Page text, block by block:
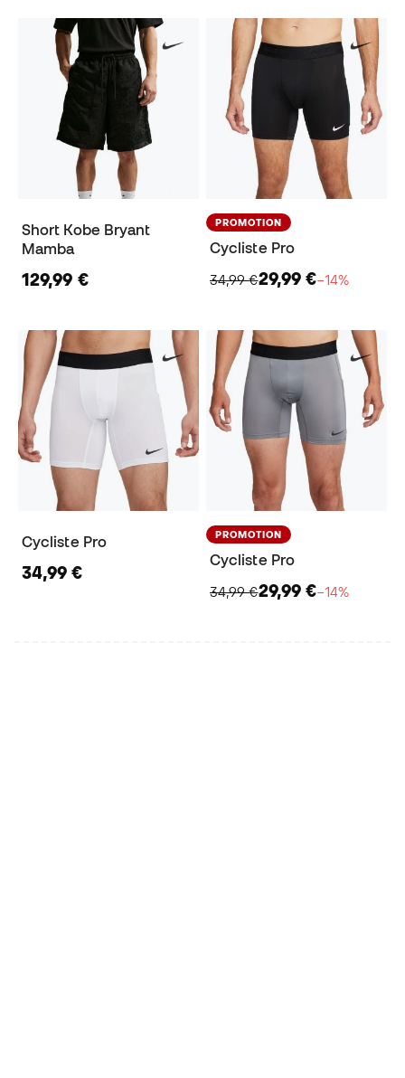
Short Kobe Bryant
Mamba
129,99 €
PROMOTION
Cycliste Pro
34,99 €29,99 €−14%
Cycliste Pro
34,99 €
PROMOTION
Cycliste Pro
34,99 €29,99 €−14%